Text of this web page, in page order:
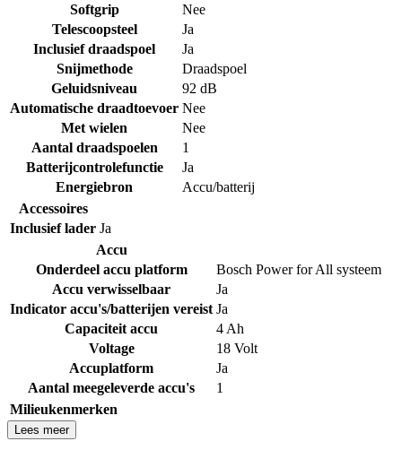
Softgrip
Nee
Telescoopsteel
Ja
Inclusief draadspoel
Ja
Snijmethode
Draadspoel
Geluidsniveau
92 dB
Automatische draadtoevoer Nee
Met wielen
Nee
Aantal draadspoelen
1
Batterijcontrolefunctie
Ja
Energiebron
Accu/batterij
Accessoires
Inclusief lader Ja
Accu
Onderdeel accu platform
Bosch Power for All systeem
Accu verwisselbaar
Ja
Indicator accu's/batterijen vereist Ja
Capaciteit accu
4 Ah
Voltage
18 Volt
Accuplatform
Ja
Aantal meegeleverde accu's
1
Milieukenmerken
Lees meer